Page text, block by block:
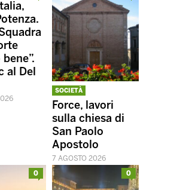
al Del
SOCIETÀ
Force, lavori
sulla chiesa di
San Paolo
Apostolo
7 AGOSTO 2026
0 0